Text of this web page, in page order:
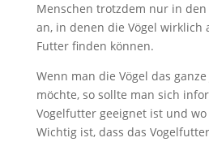
Menschen trotzdem nur in
an, in denen die Vögel wirklich
Futter finden können.
Wenn man die Vögel das
möchte, so sollte man sich
Vogelfutter geeignet ist und
Wichtig ist, dass das